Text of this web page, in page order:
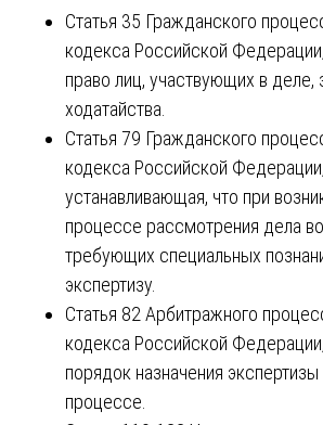
Статья 35 Гражданского
кодекса Российской
право лиц, участвующих в деле,
ходатайства.
Статья 79 Гражданского
кодекса Российской Федерации,
устанавливающая, что при
процессе рассмотрения дела
требующих специальных
экспертизу.
Статья 82 Арбитражного
кодекса Российской
порядок назначения
процессе.